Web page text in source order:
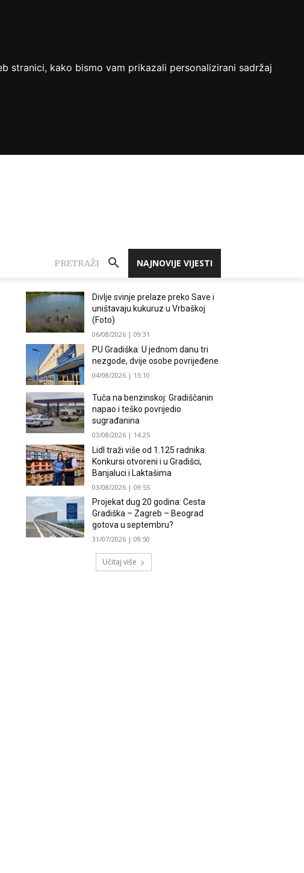
stranici, kako bismo vam prikazali personalizirani sadržaj
NAJNOVIJE VIJESTI
PRETRAŽI
Divlje svinje prelaze preko Save i
uništavaju kukuruz u Vrbaškoj
(Foto)
06/08/2026 | 09:31
PU Gradiška: U jednom danu tri
nezgode, dvije osobe povrijeđene
04/08/2026 | 15:10
Tuča na benzinskoj: Gradiščanin
napao i teško povrijedio
sugrađanina
03/08/2026 | 14:25
Lidl traži više od 1.125 radnika:
Konkursi otvoreni i u Gradišci,
Banjaluci i Laktašima
03/08/2026 | 09:55
Projekat dug 20 godina: Cesta
Gradiška – Zagreb – Beograd
gotova u septembru?
31/07/2026 | 09:50
Učitaj više